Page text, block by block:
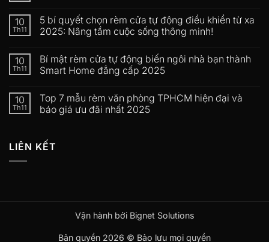
10
Th11
5 bí quyết chọn rèm cửa tự động điều khiển từ xa
2025: Nâng tầm cuộc sống thông minh!
10
Th11
Bí mật rèm cửa tự động biến ngôi nhà bạn thành
Smart Home đẳng cấp 2025
10
Th11
Top 7 mẫu rèm văn phòng TPHCM hiện đại và
báo giá ưu đãi nhất 2025
LIÊN KẾT
Vận hành bởi Bignet Solutions
Bản quyền 2026 © Bảo lưu mọi quyền